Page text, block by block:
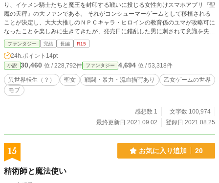
り、イケメン騎士たちと魔王を封印する戦いに投じる女性向けスマホアプリ『聖
魔の天秤』の大ファンである。 それがコンシューマーゲームとして移植される
ことが決定し、大大大推しのＮＰＣキャラ・ヒロインの教育係のユマが攻略可に
なったことを楽しみに生きてきたが、発売日に錯乱した男に刺されて意識を失
う。 そして目覚めたら、まさに夢にまで見た『聖魔の天秤』の世界で、モブの
侍女ハティエットに姿が変わっていた。 しかし、ヒロインである聖女アリサに
陰湿ないじめを受けて悪者にしたてあげられ、同僚たちからも冷たい目で見られ
て虐げられることになり、異世界生活は速攻で前途多難。 それでも持ち前の根
性で乗り切っていたが、ある日件の大大大推しことユマに助けられたことで、事
態は思わぬ方向に転がっていく。 ――え、私”も”聖女？ それってどういう意
味!? モブの侍女のはずなのに、いつの間にか”もう一人の聖女”としての使命巻き
彼には『色恋禁止』の制約が課せられており、破れば死より恐ろしい罰が下ると
いう。 使命も恋も人間関係も面倒なことになっている、羽里の運命はいかに？
りますが、物語の大筋に変化はありません。
ファンタジー 完結 長編 R15
24h.ポイント 14pt
小説 30,460 位 / 228,792件 ファンタジー 4,694 位 / 53,318件
異世界転生（？） 聖女 戦闘・暴力・流血描写あり
乙女ゲームの世界
モブ
感想数 1
文字数 100,974
最終更新日 2021.09.02
登録日 2021.08.25
15 お気に入り追加 20
精術師と魔法使い